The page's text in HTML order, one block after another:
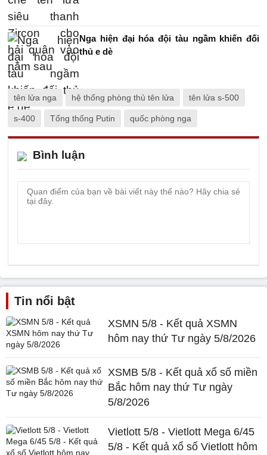
Nga hiện đại hóa đội tàu ngầm khiến đối
thủ e dè
tên lửa nga hệ thống phòng thủ tên lửa tên lửa s-500
s-400 Tổng thống Putin quốc phòng nga
Bình luận
Tin nổi bật
XSMN 5/8 - Kết quả XSMN
hôm nay thứ Tư ngày 5/8/2026
XSMB 5/8 - Kết quả xổ số miền
Bắc hôm nay thứ Tư ngày
5/8/2026
Vietlott 5/8 - Vietlott Mega 6/45
5/8 - Kết quả xổ số Vietlott hôm